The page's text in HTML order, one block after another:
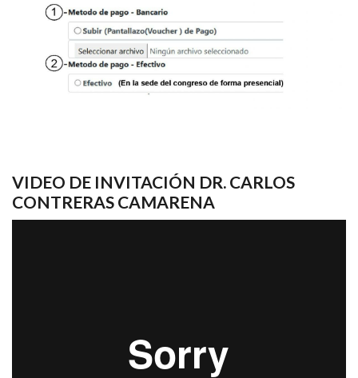
VIDEO DE INVITACIÓN DR. CARLOS
CONTRERAS CAMARENA